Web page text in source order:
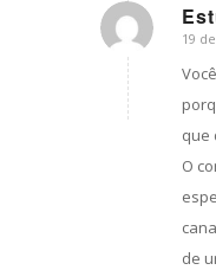
s
ays:
19
que
O
de